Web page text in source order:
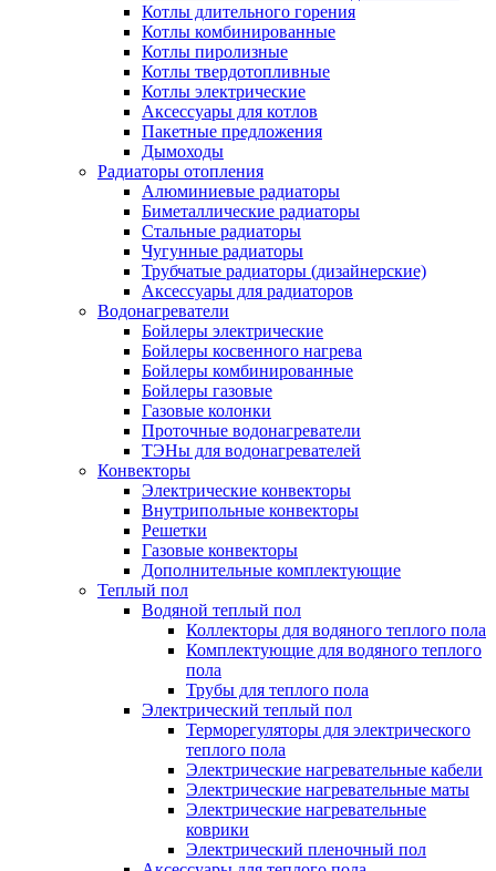
Котлы длительного горения
Котлы комбинированные
Котлы пиролизные
Котлы твердотопливные
Котлы электрические
Аксессуары для котлов
Пакетные предложения
Дымоходы
Радиаторы отопления
Алюминиевые радиаторы
Биметаллические радиаторы
Стальные радиаторы
Чугунные радиаторы
Трубчатые радиаторы (дизайнерские)
Аксессуары для радиаторов
Водонагреватели
Бойлеры электрические
Бойлеры косвенного нагрева
Бойлеры комбинированные
Бойлеры газовые
Газовые колонки
Проточные водонагреватели
ТЭНы для водонагревателей
Конвекторы
Электрические конвекторы
Внутрипольные конвекторы
Решетки
Газовые конвекторы
Дополнительные комплектующие
Теплый пол
Водяной теплый пол
Коллекторы для водяного теплого пола
Комплектующие для водяного теплого
пола
Трубы для теплого пола
Электрический теплый пол
Терморегуляторы для электрического
теплого пола
Электрические нагревательные кабели
Электрические нагревательные маты
Электрические нагревательные
коврики
Электрический пленочный пол